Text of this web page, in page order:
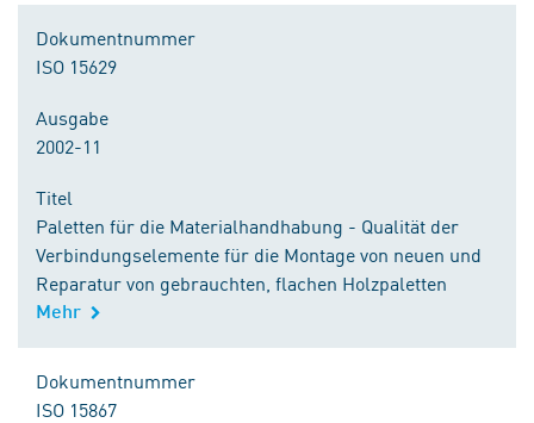
Dokumentnummer
ISO 15629
Ausgabe
2002-11
Titel
Paletten für die Materialhandhabung - Qualität der
Verbindungselemente für die Montage von neuen und
Reparatur von gebrauchten, flachen Holzpaletten
Mehr
Dokumentnummer
ISO 15867